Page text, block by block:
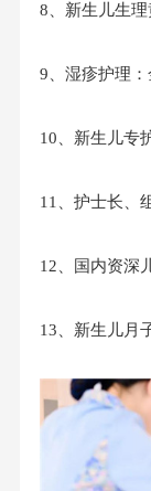
8、新生儿生
9、湿疹护理
10、新生儿专
11、护士长、
12、国内资深
13、新生儿月